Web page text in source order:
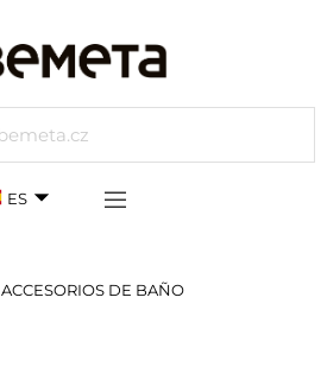
ES
ACCESORIOS DE BAÑO